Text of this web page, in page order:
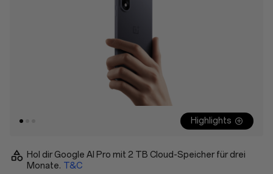
Highlights
Hol dir Google AI Pro mit 2 TB Cloud-Speicher für drei
Monate. T&C